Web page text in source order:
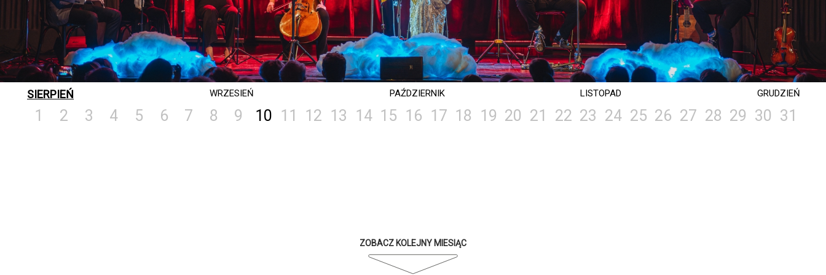
SIERPIEŃ WRZESIEŃ PAŹDZIERNIK LISTOPAD GRUDZIEŃ
1 2 3 4 5 6 7 8 9 10 11 12 13 14 15 16 17 18 19 20 21 22 23 24 25 26 27 28 29 30 31
ZOBACZ KOLEJNY MIESIĄC